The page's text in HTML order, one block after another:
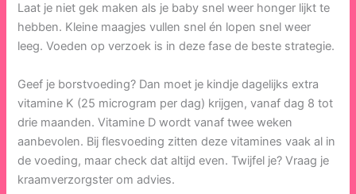
Laat je niet gek maken als je baby snel weer honger lijkt te
hebben. Kleine maagjes vullen snel én lopen snel weer
leeg. Voeden op verzoek is in deze fase de beste strategie.
Geef je borstvoeding? Dan moet je kindje dagelijks extra
vitamine K (25 microgram per dag) krijgen, vanaf dag 8 tot
drie maanden. Vitamine D wordt vanaf twee weken
aanbevolen. Bij flesvoeding zitten deze vitamines vaak al in
de voeding, maar check dat altijd even. Twijfel je? Vraag je
kraamverzorgster om advies.